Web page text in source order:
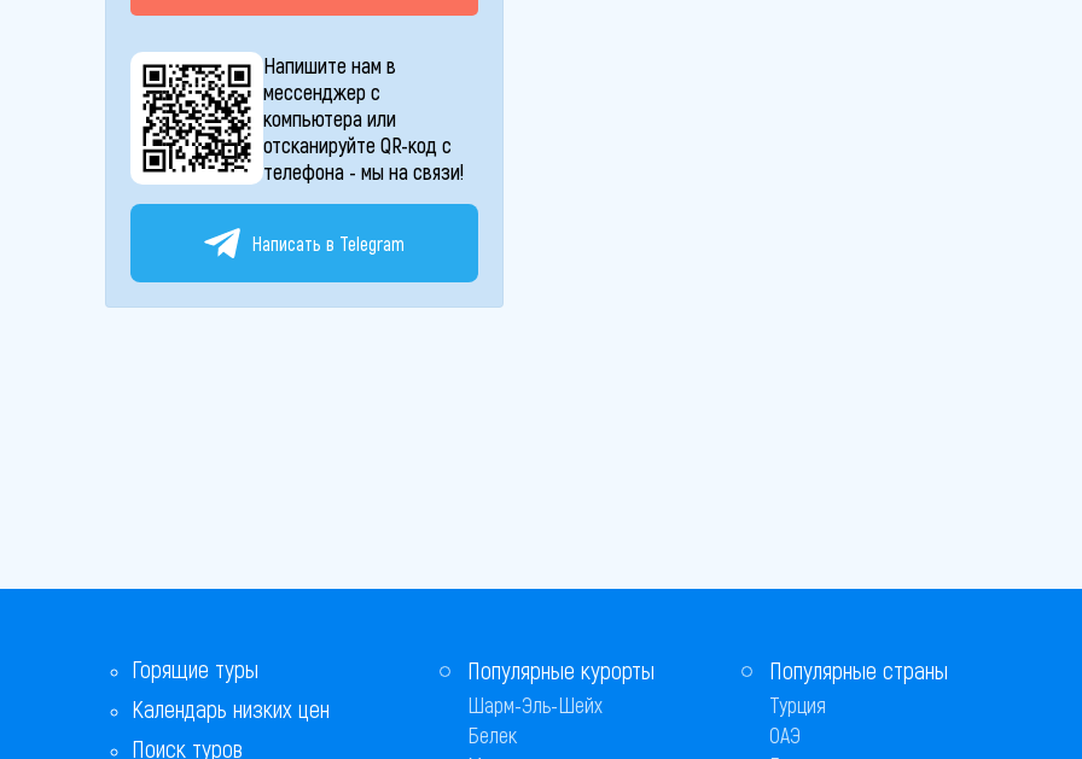
Напишите нам в
мессенджер с
компьютера или
отсканируйте QR-код с
телефона - мы на связи!
Написать в Telegram
Горящие туры
Календарь низких цен
Поиск туров
Популярные курорты
Шарм-Эль-Шейх
Белек
Популярные страны
Турция
ОАЭ